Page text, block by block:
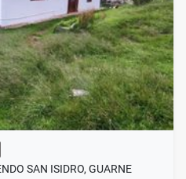
SAN ISIDRO, GUARNE